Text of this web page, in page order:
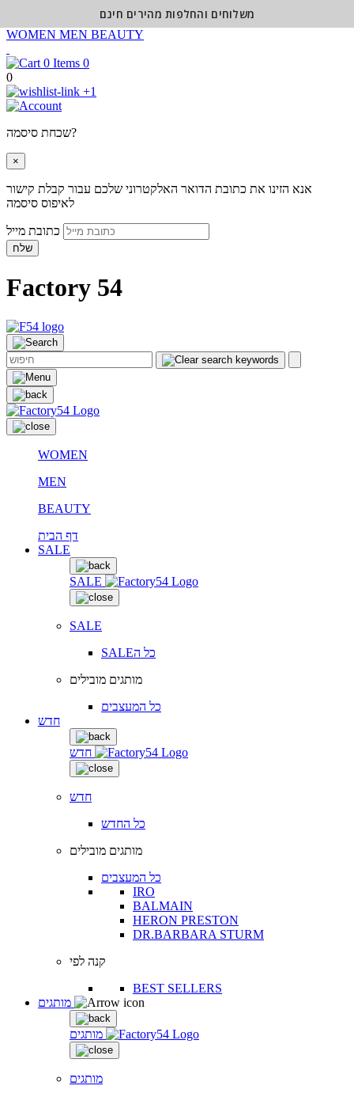
WOMEN MEN BEAUTY
0
0
+1
שכחת סיסמה?
×
אנא הזינו את כתובת הדואר האלקטרוני שלכם עבור קבלת קישור
לאיפוס סיסמה
שלח
Factory 54
WOMEN
MEN
BEAUTY
דף הבית
SALE
SALE
SALE
SALEכל ה
מותגים מובילים
כל המעצבים
חדש
חדש
חדש
כל החדש
מותגים מובילים
כל המעצבים
IRO
BALMAIN
HERON PRESTON
DR.BARBARA STURM
קנה לפי
BEST SELLERS
מותגים
מותגים
משלוחים והחלפות מהירים חינם